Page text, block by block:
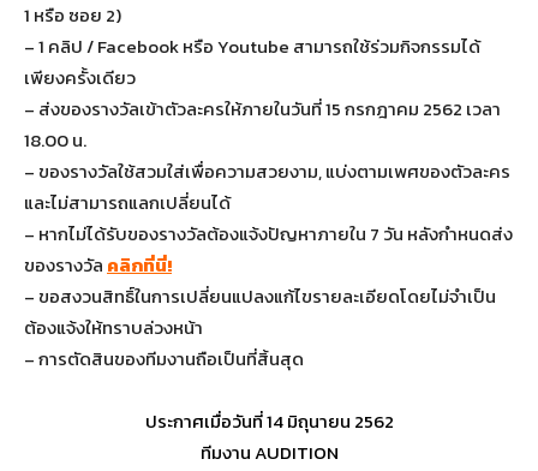
1 หรือ ซอย 2)
– 1 คลิป / Facebook หรือ Youtube สามารถใช้ร่วมกิจกรรมได้
เพียงครั้งเดียว
– ส่งของรางวัลเข้าตัวละครให้ภายในวันที่ 15 กรกฎาคม 2562 เวลา
18.00 น.
– ของรางวัลใช้สวมใส่เพื่อความสวยงาม, แบ่งตามเพศของตัวละคร
และไม่สามารถแลกเปลี่ยนได้
– หากไม่ได้รับของรางวัลต้องแจ้งปัญหาภายใน 7 วัน หลังกำหนดส่ง
ของรางวัล คลิกที่นี่!
– ขอสงวนสิทธิ์ในการเปลี่ยนแปลงแก้ไขรายละเอียดโดยไม่จำเป็น
ต้องแจ้งให้ทราบล่วงหน้า
– การตัดสินของทีมงานถือเป็นที่สิ้นสุด
ประกาศเมื่อวันที่ 14 มิถุนายน 2562
ทีมงาน AUDITION